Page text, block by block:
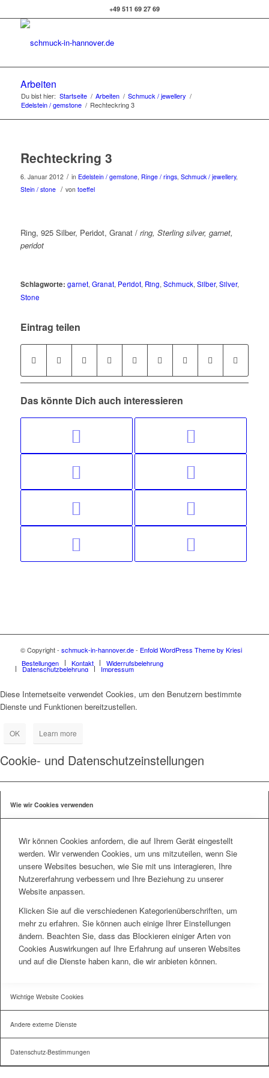
+49 511 69 27 69
Arbeiten
Du bist hier: Startseite / Arbeiten / Schmuck / jewellery /
Edelstein / gemstone / Rechteckring 3
Rechteckring 3
6. Januar 2012 / in Edelstein / gemstone, Ringe / rings, Schmuck / jewellery,
Stein / stone / von toeffel
Ring, 925 Silber, Peridot, Granat / ring, Sterling silver, garnet,
peridot
Schlagworte: garnet, Granat, Peridot, Ring, Schmuck, Silber, Silver,
Stone
Eintrag teilen
Das könnte Dich auch interessieren
© Copyright - schmuck-in-hannover.de- Enfold WordPress Theme by Kriesi
Bestellungen
Kontakt Widerrufsbelehrung
Datenschutzbelehrung Impressum
Diese Internetseite verwendet Cookies, um den Benutzern bestimmte
Dienste und Funktionen bereitzustellen.
OK Learn more
Cookie- und Datenschutzeinstellungen
Wie wir Cookies verwenden
Wir können Cookies anfordern, die auf Ihrem Gerät eingestellt
werden. Wir verwenden Cookies, um uns mitzuteilen, wenn Sie
unsere Websites besuchen, wie Sie mit uns interagieren, Ihre
Nutzererfahrung verbessern und Ihre Beziehung zu unserer
Website anpassen.
Klicken Sie auf die verschiedenen Kategorienüberschriften, um
mehr zu erfahren. Sie können auch einige Ihrer Einstellungen
ändern. Beachten Sie, dass das Blockieren einiger Arten von
Cookies Auswirkungen auf Ihre Erfahrung auf unseren Websites
und auf die Dienste haben kann, die wir anbieten können.
Wichtige Website Cookies
Andere externe Dienste
Datenschutz-Bestimmungen